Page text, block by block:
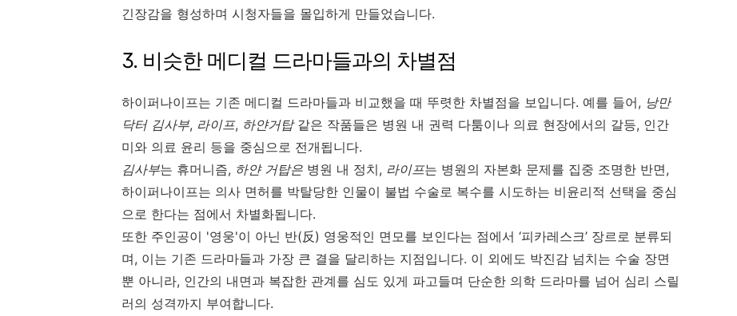
긴장감을 형성하며 시청자들을 몰입하게 만들었습니다.
3. 비슷한 메디컬 드라마들과의 차별점
하이퍼나이프는 기존 메디컬 드라마들과 비교했을 때 뚜렷한 차별점을 보입니다. 예를 들어, 낭만
닥터 김사부, 라이프, 하얀거탑같은 작품들은 병원 내 권력 다툼이나 의료 현장에서의 갈등, 인간
미와 의료 윤리 등을 중심으로 전개됩니다.
김사부는 휴머니즘, 하얀 거탑은 병원 내 정치, 라이프는 병원의 자본화 문제를 집중 조명한 반면,
하이퍼나이프는 의사 면허를 박탈당한 인물이 불법 수술로 복수를 시도하는 비윤리적 선택을 중심
으로 한다는 점에서 차별화됩니다.
또한 주인공이 '영웅'이 아닌 반(反) 영웅적인 면모를 보인다는 점에서 ‘피카레스크’ 장르로 분류되
며, 이는 기존 드라마들과 가장 큰 결을 달리하는 지점입니다. 이 외에도 박진감 넘치는 수술 장면
뿐 아니라, 인간의 내면과 복잡한 관계를 심도 있게 파고들며 단순한 의학 드라마를 넘어 심리 스릴
러의 성격까지 부여합니다.